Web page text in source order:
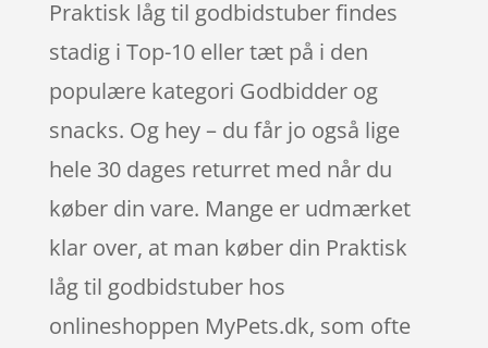
Praktisk låg til godbidstuber findes
stadig i Top-10 eller tæt på i den
populære kategori Godbidder og
snacks. Og hey – du får jo også lige
hele 30 dages returret med når du
køber din vare. Mange er udmærket
klar over, at man køber din Praktisk
låg til godbidstuber hos
onlineshoppen MyPets.dk, som ofte